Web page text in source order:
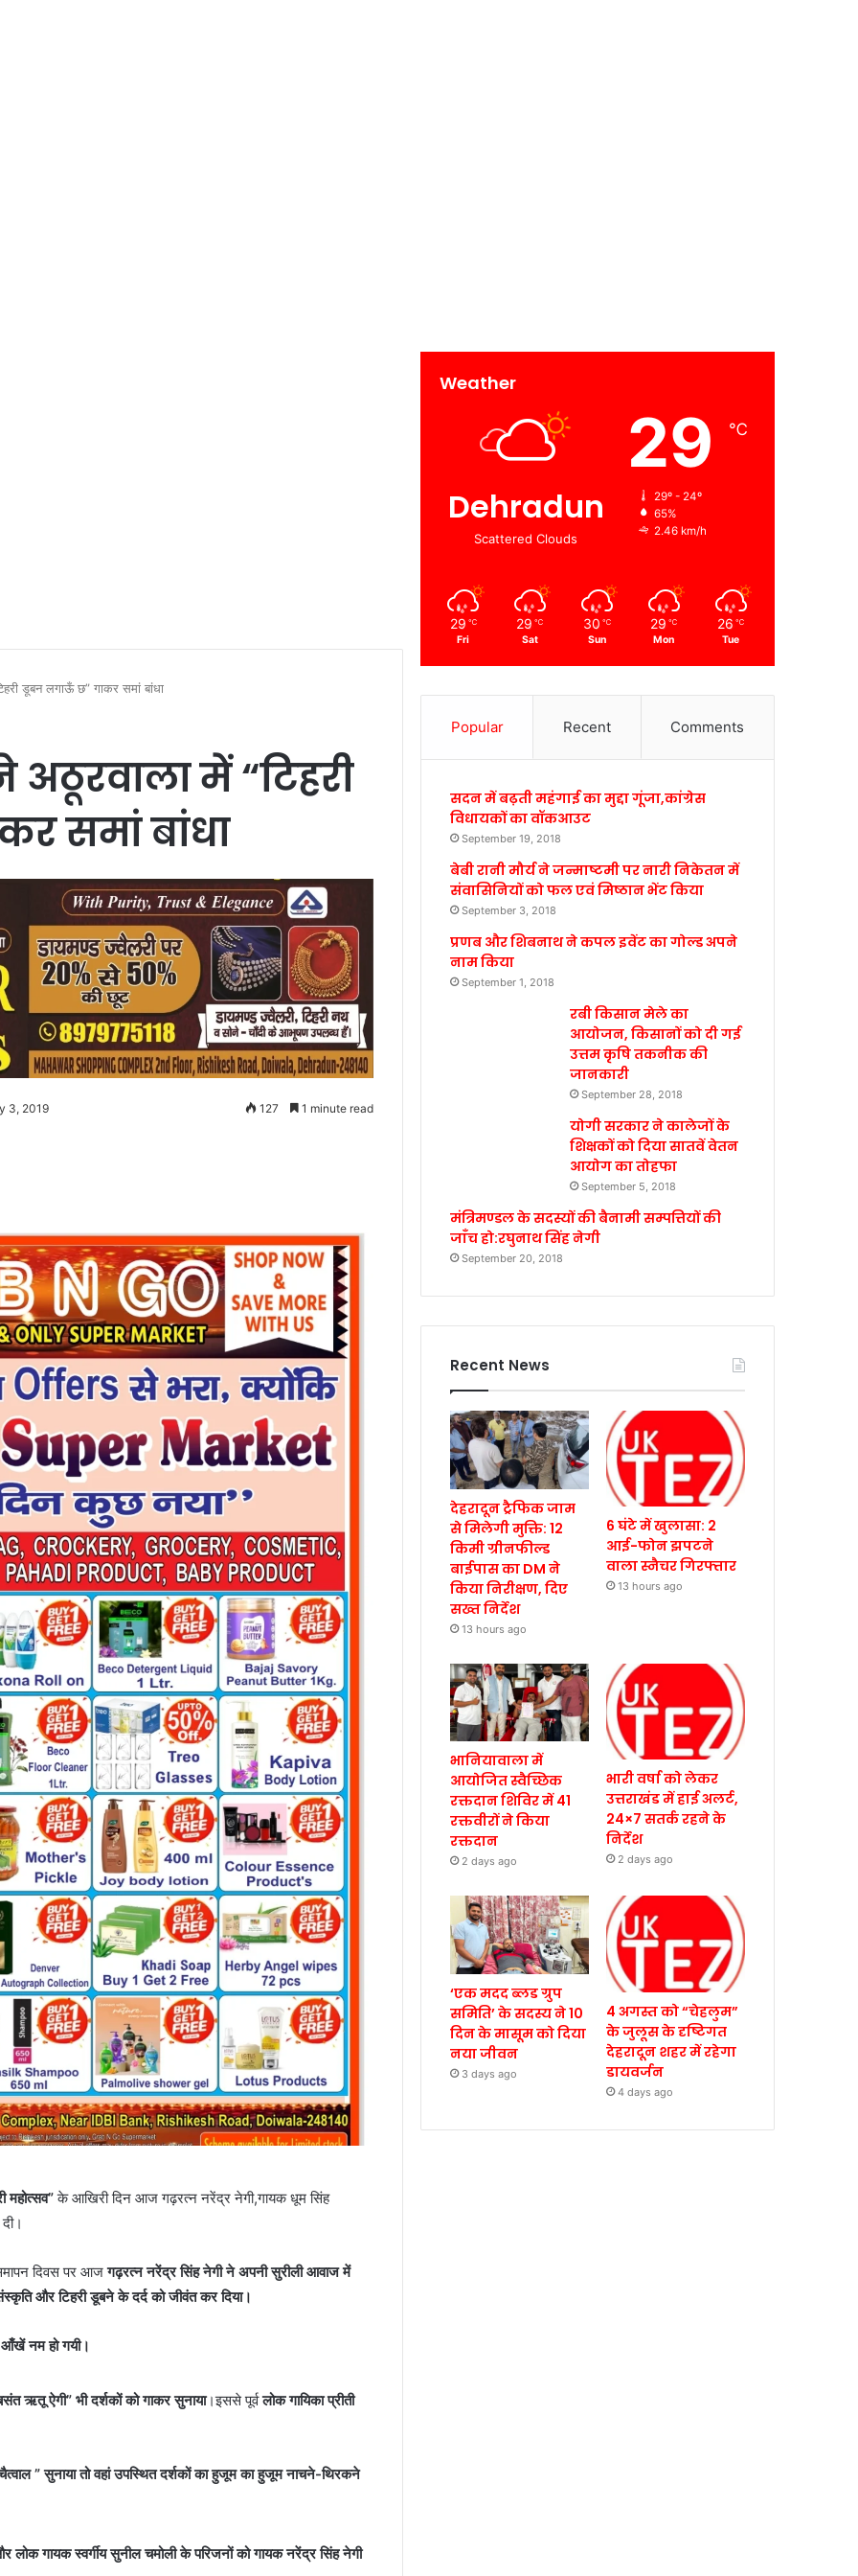
डूबन लगाऊँ छ” गाकर समां बांधा
अठूरवाला में “टिहरी
समां बांधा
3, 2019 127 1 minute read
महोत्सव”के आखिरी दिन आज गढ़रत्न नरेंद्र नेगी,गायक धूम सिंह
समापन दिवस पर आजगढ़रत्न नरेंद्र सिंह नेगी ने अपनी सुरीली आवाज में
और टिहरी डूबने के दर्द को जीवंत कर दिया।
आँखें नम हो गयी।
ऋतू ऐगी” भी दर्शकों को गाकर सुनाया।इससे पूर्वलोक गायिका प्रीती
” सुनाया तो वहां उपस्थित दर्शकों का हुजूम का हुजूम नाचने-थिरकने
गायक स्वर्गीय सुनील चमोली के परिजनों को गायक नरेंद्र सिंह नेगी
Weather
Dehradun
Scattered Clouds
29 ℃
29º - 24º
65%
2.46 km/h
29 ℃
Fri
29 ℃
Sat
30 ℃
Sun
29 ℃
Mon
26 ℃
Tue
Popular Recent Comments
सदन में बढ़ती महंगाई का मुद्दा गूंजा,कांग्रेस
विधायकों का वॉकआउट
September 19, 2018
बेबी रानी मौर्य ने जन्माष्टमी पर नारी निकेतन में
संवासिनियों को फल एवं मिष्ठान भेंट किया
September 3, 2018
प्रणब और शिबनाथ ने कपल इवेंट का गोल्ड अपने
नाम किया
September 1, 2018
रबी किसान मेले का
आयोजन, किसानों को दी गई
उत्तम कृषि तकनीक की
जानकारी
September 28, 2018
योगी सरकार ने कालेजों के
शिक्षकों को दिया सातवें वेतन
आयोग का तोहफा
September 5, 2018
मंत्रिमण्डल के सदस्यों की बैनामी सम्पत्तियों की
जाँच हो:रघुनाथ सिंह नेगी
September 20, 2018
Recent News
देहरादून ट्रैफिक जाम
से मिलेगी मुक्ति: 12
किमी ग्रीनफील्ड
बाईपास का DM ने
किया निरीक्षण, दिए
सख्त निर्देश
13 hours ago
6 घंटे में खुलासा: 2
आई-फोन झपटने
वाला स्नैचर गिरफ्तार
13 hours ago
भानियावाला में
आयोजित स्वैच्छिक
रक्तदान शिविर में 41
रक्तवीरों ने किया
रक्तदान
2 days ago
भारी वर्षा को लेकर
उत्तराखंड में हाई अलर्ट,
24×7 सतर्क रहने के
निर्देश
2 days ago
‘एक मदद ब्लड ग्रुप
समिति’ के सदस्य ने 10
दिन के मासूम को दिया
नया जीवन
3 days ago
4 अगस्त को “चेहलुम”
के जुलूस के दृष्टिगत
देहरादून शहर में रहेगा
डायवर्जन
4 days ago